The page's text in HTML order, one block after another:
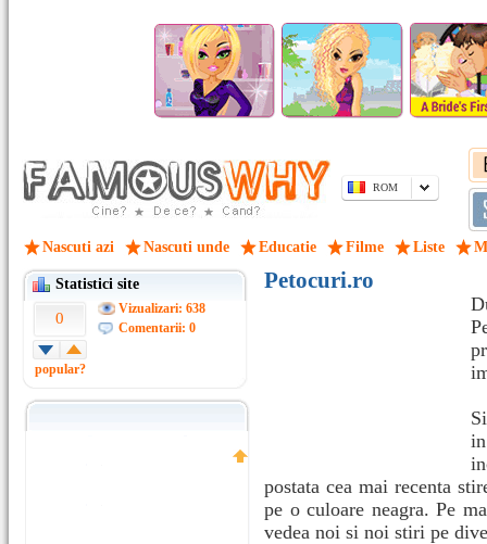
ROM
Nascuti azi Nascuti unde Educatie Filme Liste
Statistici site
0
popular?
Vizualizari: 638
Comentarii: 0
Petocuri.ro
postata cea mai recenta
pe o culoare neagra. Pe
vedea noi si noi stiri pe